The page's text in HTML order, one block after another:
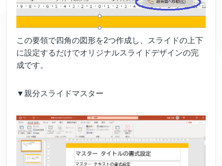
この要領で四角の図形を2つ作成し、スライドの上下
に設定するだけでオリジナルスライドデザインの完
成です。
▼親分スライドマスター